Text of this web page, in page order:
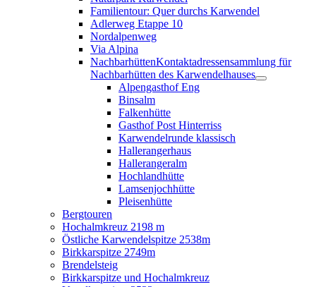
Familientour: Quer durchs Karwendel
Adlerweg Etappe 10
Nordalpenweg
Via Alpina
NachbarhüttenKontaktadressensammlung für
Nachbarhütten des Karwendelhauses
Alpengasthof Eng
Binsalm
Falkenhütte
Gasthof Post Hinterriss
Karwendelrunde klassisch
Hallerangerhaus
Hallerangeralm
Hochlandhütte
Lamsenjochhütte
Pleisenhütte
Bergtouren
Hochalmkreuz 2198 m
Östliche Karwendelspitze 2538m
Birkkarspitze 2749m
Brendelsteig
Birkkarspitze und Hochalmkreuz